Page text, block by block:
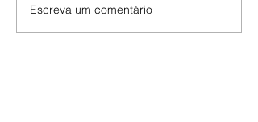
Escreva um comentário